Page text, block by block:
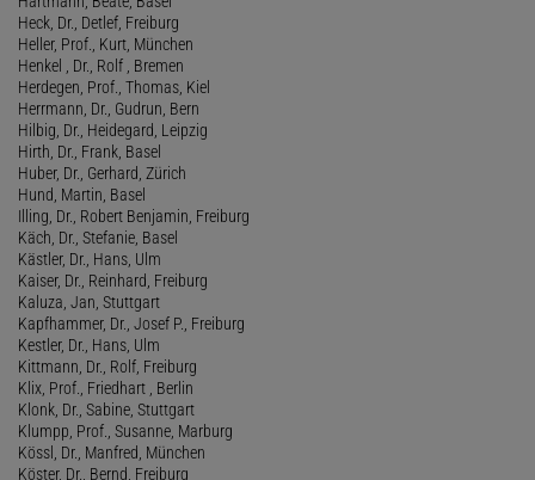
Heck, Dr., Detlef, Freiburg
Heller, Prof., Kurt, München
Henkel , Dr., Rolf , Bremen
Herdegen, Prof., Thomas, Kiel
Herrmann, Dr., Gudrun, Bern
Hilbig, Dr., Heidegard, Leipzig
Hirth, Dr., Frank, Basel
Huber, Dr., Gerhard, Zürich
Hund, Martin, Basel
Illing, Dr., Robert Benjamin, Freiburg
Käch, Dr., Stefanie, Basel
Kästler, Dr., Hans, Ulm
Kaiser, Dr., Reinhard, Freiburg
Kaluza, Jan, Stuttgart
Kapfhammer, Dr., Josef P., Freiburg
Kestler, Dr., Hans, Ulm
Kittmann, Dr., Rolf, Freiburg
Klix, Prof., Friedhart , Berlin
Klonk, Dr., Sabine, Stuttgart
Klumpp, Prof., Susanne, Marburg
Kössl, Dr., Manfred, München
Köster, Dr., Bernd, Freiburg